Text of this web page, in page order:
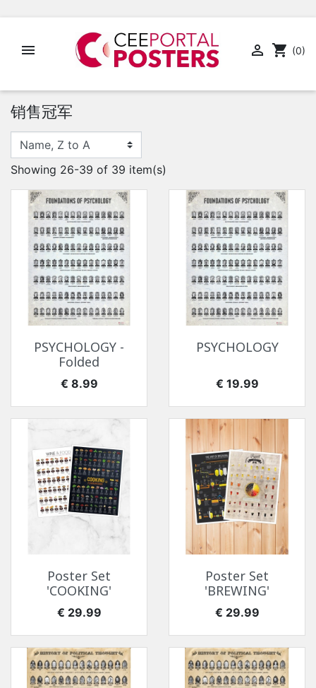
  shopping_cart (0)
销售冠军
Showing 26-39 of 39 item(s)
PSYCHOLOGY -
Folded
价格
€ 8.99
PSYCHOLOGY
价格
€ 19.99
Poster Set
'COOKING'
价格
€ 29.99
Poster Set
'BREWING'
价格
€ 29.99